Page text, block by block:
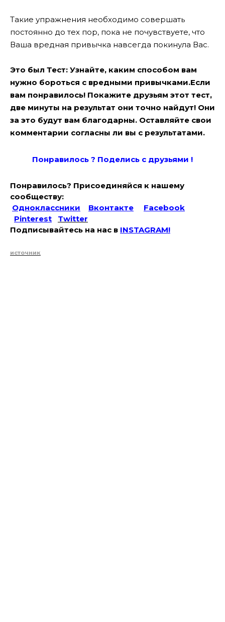
Такие упражнения необходимо совершать
постоянно до тех пор, пока не почувствуете, что
Ваша вредная привычка навсегда покинула Вас.
Это был Тест: Узнайте, каким способом вам
нужно бороться с вредными привычками.Если
вам понравилось! Покажите друзьям этот тест,
две минуты на результат они точно найдут! Они
за это будут вам благодарны. Оставляйте свои
комментарии согласны ли вы с результатами.
Понравилось ? Поделись с друзьями !
Понравилось? Присоединяйся к нашему
сообществу:
Одноклассники
Вконтакте
Facebook
Pinterest
Twitter
Подписывайтесь на наc в INSTAGRAM!
источник